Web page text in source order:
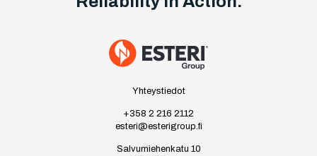
Yhteystiedot
+358 2 216 2112
esteri@esterigroup.fi
Salvumiehenkatu 10